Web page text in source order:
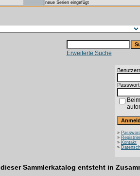
neue Serien eingefügt
Erweiterte Suche
»
»
» Kontakt
»
dieser Sammlerkatalog entsteht in